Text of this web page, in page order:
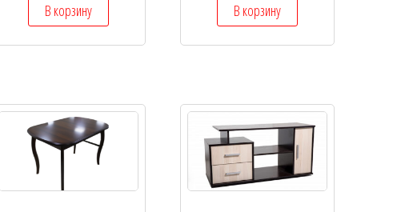
В корзину В корзину